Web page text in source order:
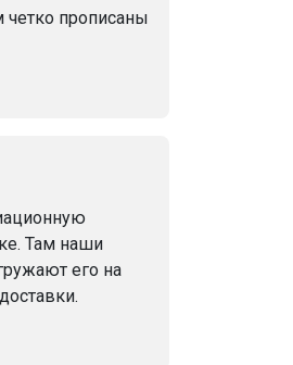
прописаны
Там наши
его на